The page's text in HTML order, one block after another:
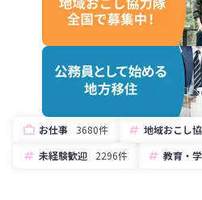
お仕事 3680件 地域おこし
未経験歓迎
2296件 教育・